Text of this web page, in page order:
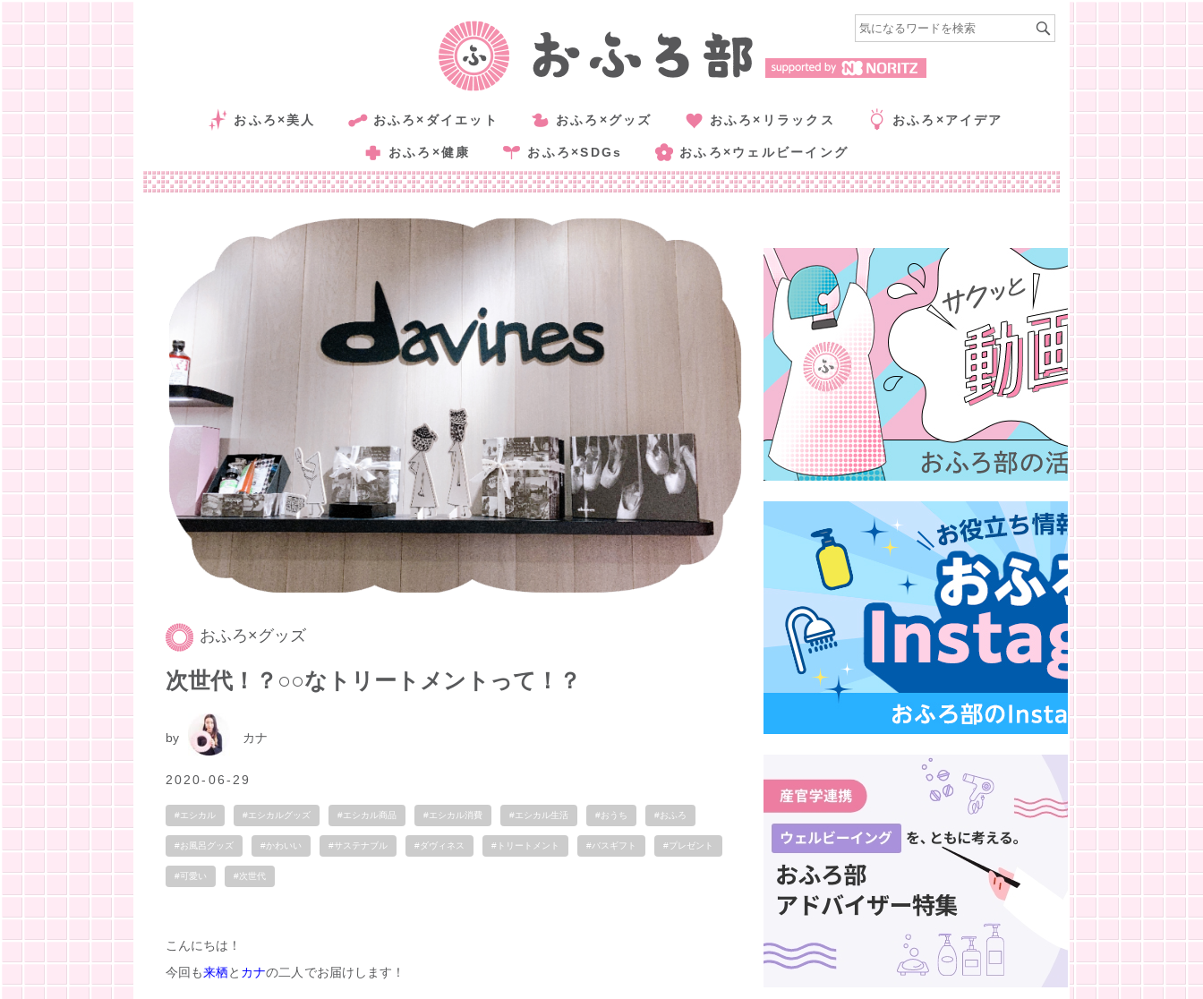
おふろ×美人 おふろ×ダイエット おふろ×グッズ おふろ×リラックス おふろ×アイデア
おふろ×健康 おふろ×SDGs おふろ×ウェルビーイング
おふろ×グッズ
次世代！？○○なトリートメントって！？
by カナ
2020-06-29
#エシカル #エシカルグッズ #エシカル商品 #エシカル消費 #エシカル生活 #おうち #おふろ
#お風呂グッズ #かわいい #サステナブル #ダヴィネス #トリートメント #バスギフト #プレゼント
#可愛い #次世代
こんにちは！
今回も来栖と カナの二人でお届けします！